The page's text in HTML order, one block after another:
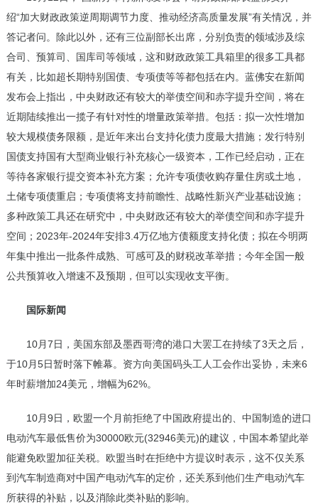
绍“加大财政政策逆周期调节力度、推动经济高质量发展”有关情况，并
答记者问。除此以外，还有三位副部长出席，分别负责的领域涉及综
合司、预算司、国库司等领域，这和财政政策工具箱里的很多工具都
有关，比如超长期特别国债、专项债等等都包括在内。蓝佛安在新闻
发布会上指出，中央财政还有较大的举债空间和赤字提升空间，将在
近期陆续推出一揽子有针对性的增量政策举措。包括：拟一次性增加
较大规模债务限额，是近年来出台支持化债力度最大措施；发行特别
国债支持国有大型商业银行补充核心一级资本，工作已经启动，正在
等待各家银行提交资本补充方案；允许专项债收购存量住房或土地，
土储专项债重启；专项债将支持前瞻性、战略性新兴产业基础设施；
多种政策工具还在研究中，中央财政还有较大的举债空间和赤字提升
空间；2023年-2024年安排3.4万亿地方债额度支持化债；拟在今明两
年集中推出一批条件成熟、可感可及的财税改革举措；今年全国一般
公共预算收入增速不及预期，但可以实现收支平衡。
国际新闻
10月7日，美国东部及墨西哥湾的港口大罢工在持续了3天之后，
于10月5日暂时落下帷幕。资方向美国码头工人工会作出妥协，未来6
年时薪增加24美元，增幅为62%。
10月9日，欧盟一个月前拒绝了中国政府提出的、中国制造的进口
电动汽车最低售价为30000欧元(32946美元)的建议，中国本希望此举
能避免欧盟加征关税。欧盟当时在拒绝中方提议时表示，这不仅关系
到汽车制造商对中国产电动汽车的定价，还关系到他们生产电动汽车
所获得的补贴，以及消除此类补贴的影响。